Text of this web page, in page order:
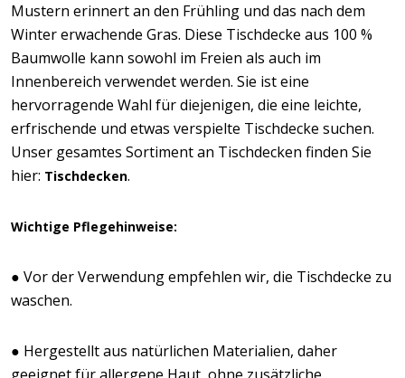
Mustern erinnert an den Frühling und das nach dem
Winter erwachende Gras. Diese Tischdecke aus 100 %
Baumwolle kann sowohl im Freien als auch im
Innenbereich verwendet werden. Sie ist eine
hervorragende Wahl für diejenigen, die eine leichte,
erfrischende und etwas verspielte Tischdecke suchen.
Unser gesamtes Sortiment an Tischdecken finden Sie
hier: Tischdecken.
Wichtige Pflegehinweise:
● Vor der Verwendung empfehlen wir, die Tischdecke zu
waschen.
● Hergestellt aus natürlichen Materialien, daher